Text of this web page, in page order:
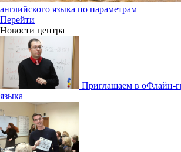
английского языка по параметрам
Перейти
Новости центра
Приглашаем в оФлайн-
языка